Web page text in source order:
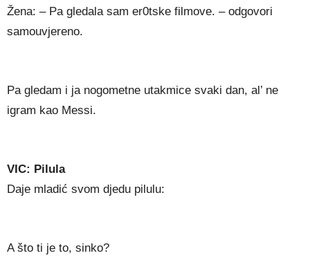
Žena: – Pa gledala sam er0tske filmove. – odgovori
samouvjereno.
Pa gledam i ja nogometne utakmice svaki dan, al’ ne
igram kao Messi.
VIC: Pilula
Daje mladić svom djedu pilulu:
A što ti je to, sinko?